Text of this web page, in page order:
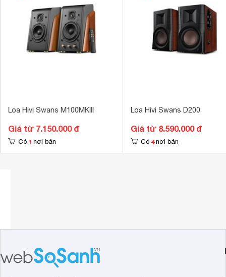
Về thiết kế
Củloatreble Isodynamic Ribbon Tweeter sử dụng tấm
cao trên 20kHz một cách dễ dàng.
Logo có đèn nền sẽ thay đổi màu sắc theo trạng thái
Loa Hivi Swans M100MKIII
Giá từ 7.150.000 đ
Có 1 nơi bán
Loa Hivi Swans D200
Giá từ 8.590.000 đ
Có 4 nơi bán